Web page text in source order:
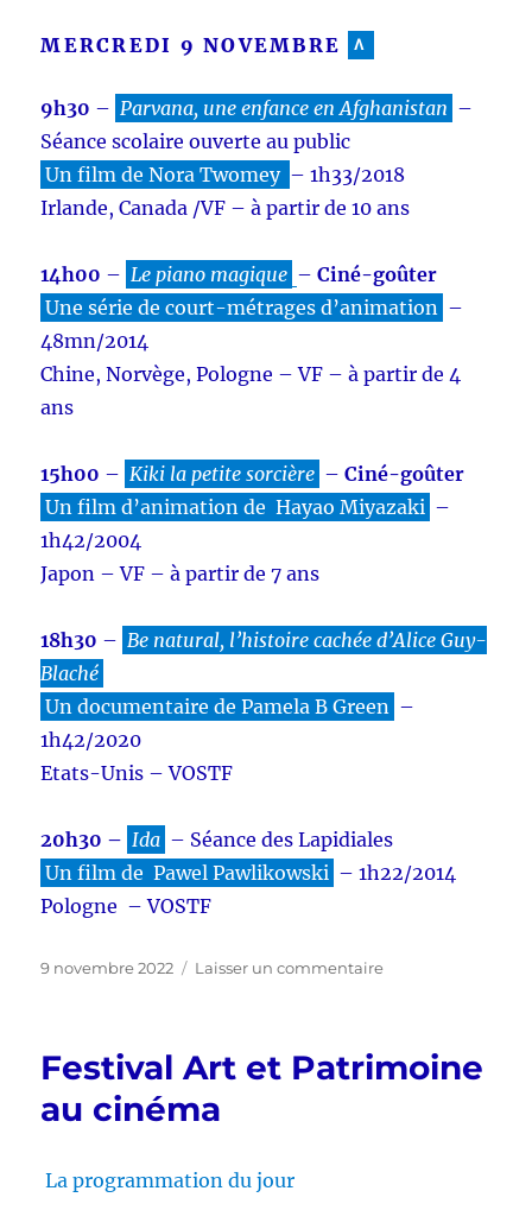
MERCREDI 9 NOVEMBRE ^
9h30 – Parvana, une enfance en Afghanistan –
Séance scolaire ouverte au public
Un film de Nora Twomey – 1h33/2018
Irlande, Canada /VF – à partir de 10 ans
14h00 – Le piano magique –Ciné-goûter
Une série de court-métrages d’animation –
48mn/2014
Chine, Norvège, Pologne – VF – à partir de 4
ans
15h00 – Kiki la petite sorcière –Ciné-goûter
Un film d’animation de Hayao Miyazaki –
1h42/2004
Japon – VF – à partir de 7 ans
18h30 – Be natural, l’histoire cachée d’Alice Guy-
Blaché
Un documentaire de Pamela B Green –
1h42/2020
Etats-Unis – VOSTF
20h30 – Ida – Séance des Lapidiales
Un film de Pawel Pawlikowski – 1h22/2014
Pologne – VOSTF
Publié
9 novembre 2022 Laisser un commentairesur
jour
Festival Art et Patrimoine
au cinéma
La programmation du jour